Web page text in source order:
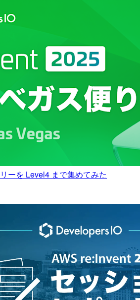
ーを Level4 まで集めてみた